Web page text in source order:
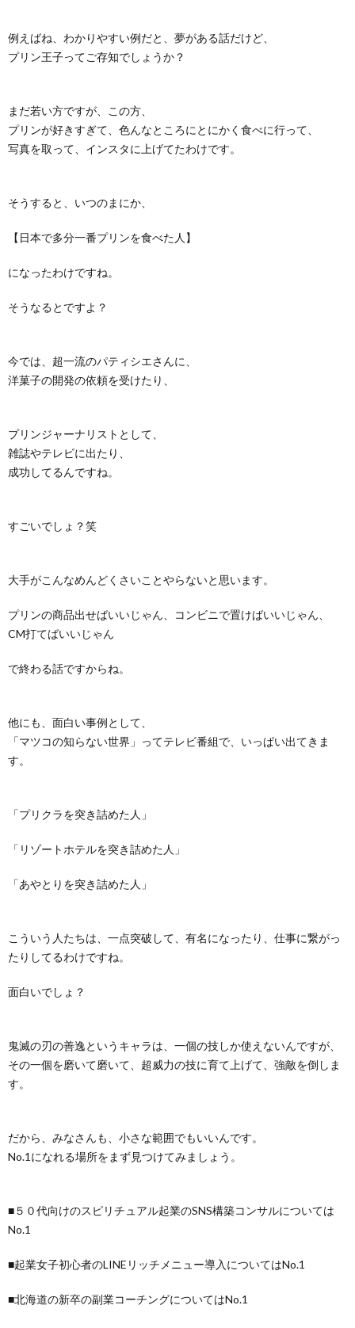
例えばね、わかりやすい例だと、夢がある話だけど、
プリン王子ってご存知でしょうか？
まだ若い方ですが、この方、
プリンが好きすぎて、色んなところにとにかく食べに行って、
写真を取って、インスタに上げてたわけです。
そうすると、いつのまにか、
【日本で多分一番プリンを食べた人】
になったわけですね。
そうなるとですよ？
今では、超一流のパティシエさんに、
洋菓子の開発の依頼を受けたり、
プリンジャーナリストとして、
雑誌やテレビに出たり、
成功してるんですね。
すごいでしょ？笑
大手がこんなめんどくさいことやらないと思います。
プリンの商品出せばいいじゃん、コンビニで置けばいいじゃん、
CM打てばいいじゃん
で終わる話ですからね。
他にも、面白い事例として、
「マツコの知らない世界」ってテレビ番組で、いっぱい出てきま
す。
「プリクラを突き詰めた人」
「リゾートホテルを突き詰めた人」
「あやとりを突き詰めた人」
こういう人たちは、一点突破して、有名になったり、仕事に繋がっ
たりしてるわけですね。
面白いでしょ？
鬼滅の刃の善逸というキャラは、一個の技しか使えないんですが、
その一個を磨いて磨いて、超威力の技に育て上げて、強敵を倒しま
す。
だから、みなさんも、小さな範囲でもいいんです。
No.1になれる場所をまず見つけてみましょう。
■５０代向けのスピリチュアル起業のSNS構築コンサルについては
No.1
■起業女子初心者のLINEリッチメニュー導入についてはNo.1
■北海道の新卒の副業コーチングについてはNo.1